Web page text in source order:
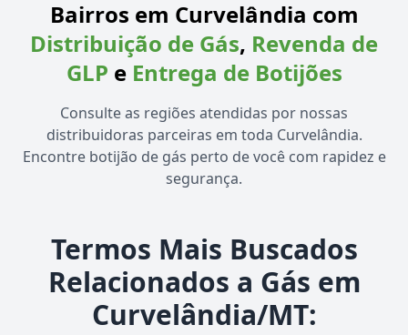
Bairros em Curvelândia com
Distribuição de Gás, Revenda de
GLP e Entrega de Botijões
Consulte as regiões atendidas por nossas
distribuidoras parceiras em toda Curvelândia.
Encontre botijão de gás perto de você com rapidez e
segurança.
Termos Mais Buscados
Relacionados a Gás em
Curvelândia/MT: